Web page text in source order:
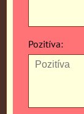
Pozitíva: